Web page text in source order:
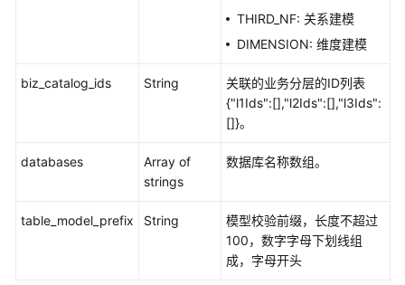
口
管
口
THIRD_NF: 关系建模
DIMENSION: 维度建模
biz_catalog_ids String
关联的业务分层的ID列表
{"l1Ids":[],"l2Ids":[],"l3Ids":
[]}。
databases
Array of
strings
数据库名称数组。
table_model_prefix String
模型校验前缀，长度不超过
100，数字字母下划线组
成，字母开头